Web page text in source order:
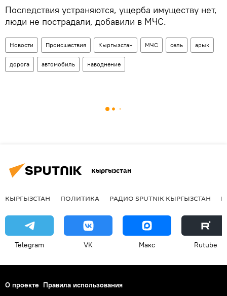
Последствия устраняются, ущерба имуществу нет,
люди не пострадали, добавили в МЧС.
Новости Происшествия Кыргызстан МЧС сель арык
дорога автомобиль наводнение
Кыргызстан
КЫРГЫЗСТАН ПОЛИТИКА РАДИО SPUTNIK КЫРГЫЗСТАН
Telegram VK Макс Rutube
О проекте Правила использования